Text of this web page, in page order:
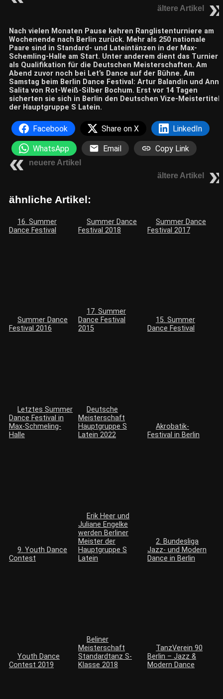
ältere Artikel
Nach vielen Monaten Pause kehren Ranglistenturniere am
Wochenende nach Berlin zurück. Mehr als 250 nationale
Paare sind in Standard- und Lateintänzen in der Max-
Schemling-Halle am Start. Unter anderem dient das Turnier
als Qualifikation für die Deutschen Meisterschaften. Am
Abend zuvor noch bei Let’s Dance auf der Bühne. Am
Samstag beim Berlin Dance Festival: Artur Balandin und Anna
Salita von Rot-Weiß-Silber Bochum. Erst vor 14 Tagen
sicherten sie sich in Berlin den Deutschen Vize-Meistertitel
der Hauptgruppe S Latein.
Facebook Share on X LinkedIn
WhatsApp Email Copy Link
neuere Artikel
ältere Artikel
ähnliche Artikel:
16. Summer
Dance Festival
Summer Dance
Festival 2018
Summer Dance
Festival 2017
Summer Dance
Festival 2016
17. Summer
Dance Festival
2015
15. Summer
Dance Festival
Letztes Summer
Dance Festival in
Max-Schmeling-
Halle
Deutsche
Meisterschaft
Hauptgruppe S
Latein 2022
Akrobatik-
Festival in Berlin
9. Youth Dance
Contest
Erik Heer und
Juliane Engelke
werden Berliner
Meister der
Hauptgruppe S
Latein
2. Bundesliga
Jazz- und Modern
Dance in Berlin
Youth Dance
Contest 2019
Beliner
Meisterschaft
Standardtanz S-
Klasse 2018
TanzVerein 90
Berlin – Jazz &
Modern Dance